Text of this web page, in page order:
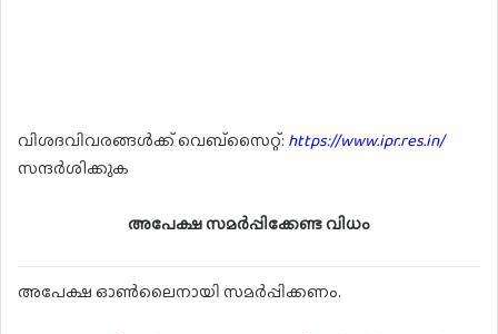
വിശദവിവരങ്ങൾക്ക് വെബ്സൈറ്റ്: https://www.ipr.res.in/
സന്ദർശിക്കുക
അപേക്ഷ സമർപ്പിക്കേണ്ട വിധം
അപേക്ഷ ഓൺലൈനായി സമർപ്പിക്കണം.